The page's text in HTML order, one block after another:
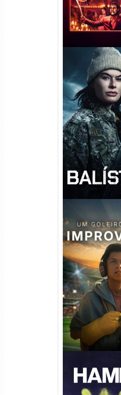
Balística Torrent
DL 1080p
Um Goleiro
Torrent (2026)
Dual